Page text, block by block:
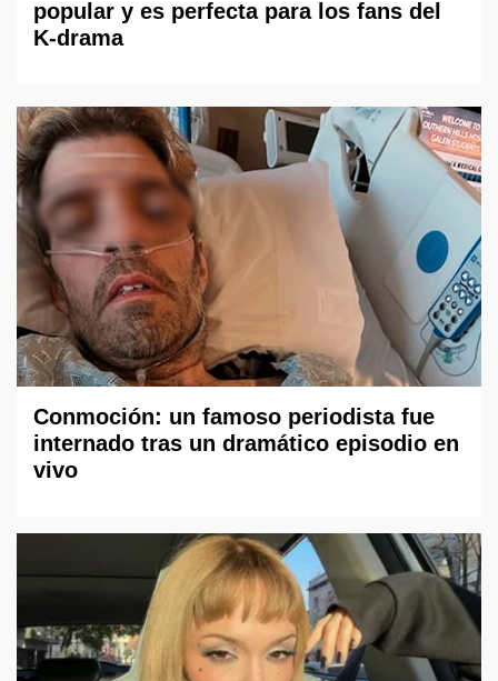
popular y es perfecta para los fans del
K-drama
Conmoción: un famoso periodista fue
internado tras un dramático episodio en
vivo